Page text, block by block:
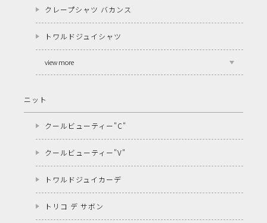
クレープシャツ バカンス
トワルドジュイシャツ
view more
ニット
クールビューティー"C"
クールビューティー"V"
トワルドジュイカーデ
トリコ デ サボン